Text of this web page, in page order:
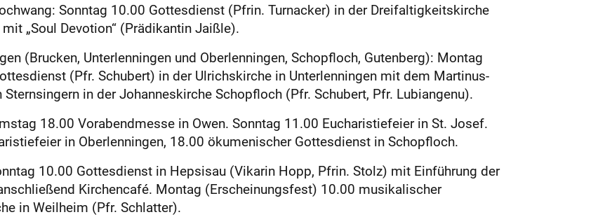
Sonntag 10.00 Gottesdienst (Pfrin. Turnacker) in der Dreifaltigkeitskirche
„Soul Devotion“ (Prädikantin Jaißle).
(Brucken, Unterlenningen und Oberlenningen, Schopfloch, Gutenberg): Montag
(Pfr. Schubert) in der Ulrichskirche in Unterlenningen mit dem Martinus-
in der Johanneskirche Schopfloch (Pfr. Schubert, Pfr. Lubiangenu).
18.00 Vorabendmesse in Owen. Sonntag 11.00 Eucharistiefeier in St. Josef.
in Oberlenningen, 18.00 ökumenischer Gottesdienst in Schopfloch.
10.00 Gottesdienst in Hepsisau (Vikarin Hopp, Pfrin. Stolz) mit Einführung der
Kirchencafé. Montag (Erscheinungsfest) 10.00 musikalischer
in Weilheim (Pfr. Schlatter).